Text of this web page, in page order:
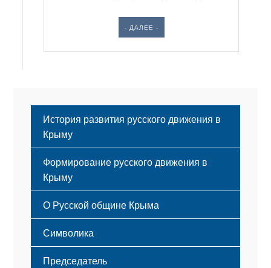
- ДАЛЕЕ -
История развития русского движения в
Крыму
Формирование русского движения в
Крыму
Русский Крым
О Русской общине Крыма
Этапы становления
Принципы деятельности
Структура
Символика
Флаг
Герб
Председатель